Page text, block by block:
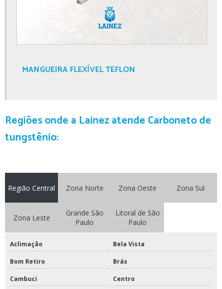
MANGUEIRA FLEXÍVEL TEFLON
Regiões onde a Lainez atende Carboneto de
tungstênio:
Região Central Zona Norte Zona Oeste Zona Sul
Zona Leste
Grande São
Paulo
Litoral de São
Paulo
Aclimação Bela Vista
Bom Retiro Brás
Cambuci Centro